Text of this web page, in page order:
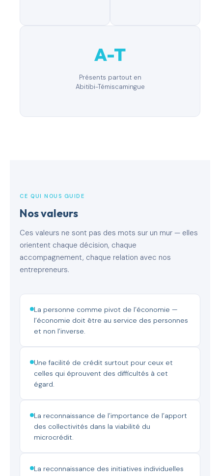
A-T
Présents partout en
Abitibi-Témiscamingue
CE QUI NOUS GUIDE
Nos valeurs
Ces valeurs ne sont pas des mots sur un mur — elles
orientent chaque décision, chaque
accompagnement, chaque relation avec nos
entrepreneurs.
La personne comme pivot de l’économie —
l’économie doit être au service des personnes
et non l’inverse.
Une facilité de crédit surtout pour ceux et
celles qui éprouvent des difficultés à cet
égard.
La reconnaissance de l’importance de l’apport
des collectivités dans la viabilité du
microcrédit.
La reconnaissance des initiatives individuelles